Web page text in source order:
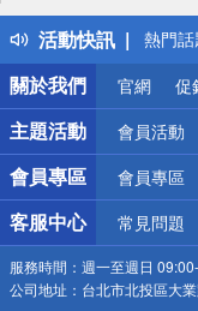
活動快訊
得獎
熱門話
銀行
偏遠
詐騙
關於我們
官網 促
主題活動 會員活動
會員專區 會員專區
客服中心 常見問題
服務時間： 週一至週日
公司地址： 台北市北投區大